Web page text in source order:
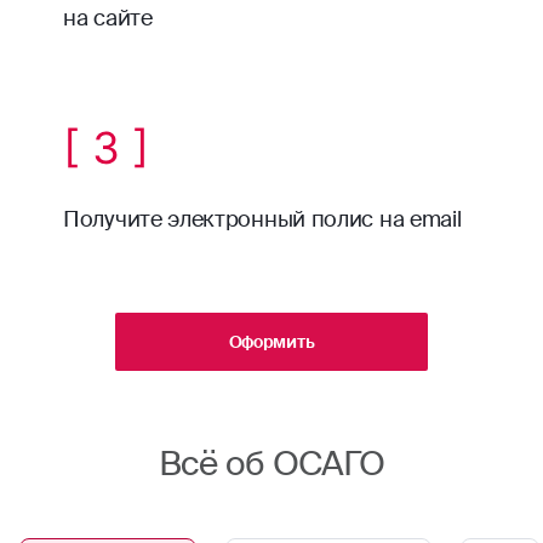
на сайте
[ 3 ]
Получите электронный полис на email
Оформить
Всё об ОСАГО